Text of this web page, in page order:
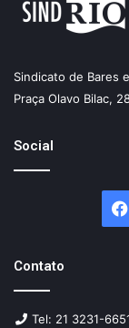
Sindicato de Bares
Praça Olavo Bilac,
Social
Contato
Tel: 21 3231-